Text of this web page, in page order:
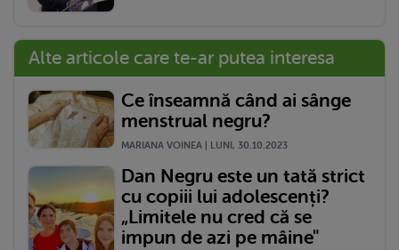
Alte articole care te-ar putea interesa
Ce înseamnă când ai sânge
menstrual negru?
MARIANA VOINEA | LUNI, 30.10.2023
Dan Negru este un tată strict
cu copiii lui adolescenți?
„Limitele nu cred că se
impun de azi pe mâine"